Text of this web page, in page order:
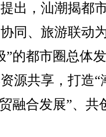
，汕潮揭都
同、旅游联动
”的都市圈总体
源共享，打造“
融合发展”、共